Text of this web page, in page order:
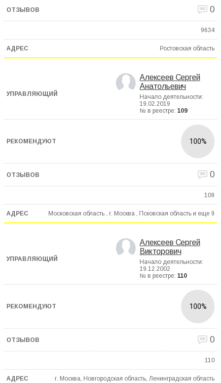
0
9634
Ростовская область
Алексеев Сергей
Анатольевич
Начало деятельности:
19.02.2019
№ в реестре: 109
100%
0
109
Московская область , г. Москва , Псковская область и еще 9
Алексеев Сергей
Викторович
Начало деятельности:
19.12.2002
№ в реестре: 110
100%
0
110
г. Москва, Новгородская область, Ленинградская область